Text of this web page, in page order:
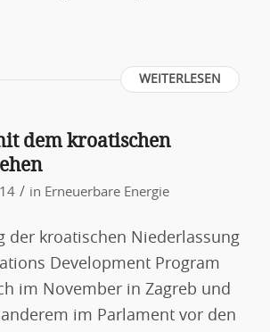
WEITERLESEN
dem kroatischen
/ in Erneuerbare Energie
der kroatischen Niederlassung
Development Program
im November in Zagreb und
im Parlament vor den